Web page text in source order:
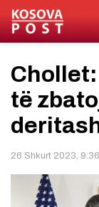
të
26 Shkurt 2023, 9:36